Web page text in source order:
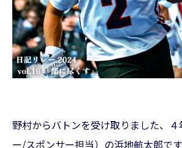
野村からバトンを受け取りました、
ー/スポンサー担当）の浜地航太郎です